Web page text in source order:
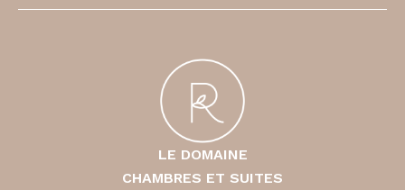
LE DOMAINE
CHAMBRES ET SUITES